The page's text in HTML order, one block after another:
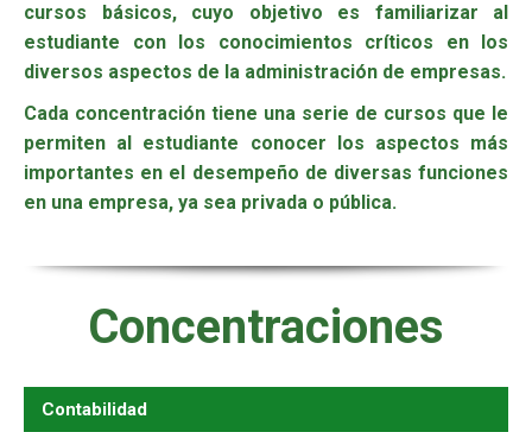
cursos básicos, cuyo objetivo es familiarizar al
estudiante con los conocimientos críticos en los
diversos aspectos de la administración de empresas.
Cada concentración tiene una serie de cursos que le
permiten al estudiante conocer los aspectos más
importantes en el desempeño de diversas funciones
en una empresa, ya sea privada o pública.
Concentraciones
Contabilidad